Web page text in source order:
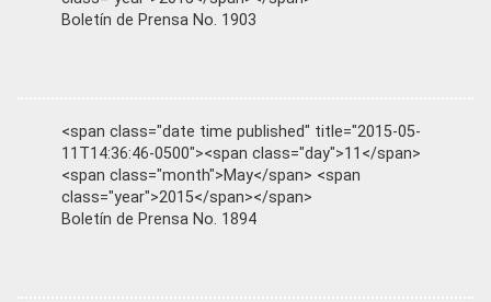
Boletín de Prensa No. 1903
<span class="date time published" title="2015-05-
11T14:36:46-0500"><span class="day">11</span>
<span class="month">May</span> <span
class="year">2015</span></span>
Boletín de Prensa No. 1894